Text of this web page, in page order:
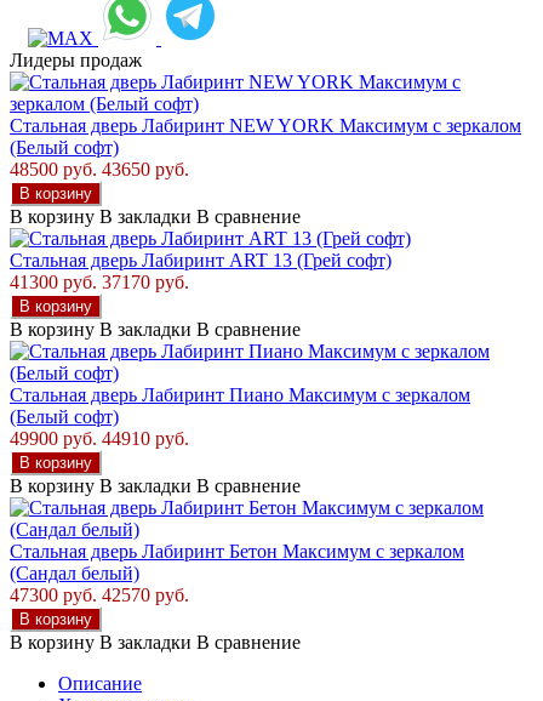
Лидеры продаж
Стальная дверь Лабиринт NEW YORK Максимум с зеркалом
(Белый софт)
48500 руб. 43650 руб.
В корзину
В корзину В закладки В сравнение
Стальная дверь Лабиринт ART 13 (Грей софт)
41300 руб. 37170 руб.
В корзину
В корзину В закладки В сравнение
Стальная дверь Лабиринт Пиано Максимум с зеркалом
(Белый софт)
49900 руб. 44910 руб.
В корзину
В корзину В закладки В сравнение
Стальная дверь Лабиринт Бетон Максимум с зеркалом
(Сандал белый)
47300 руб. 42570 руб.
В корзину
В корзину В закладки В сравнение
Описание